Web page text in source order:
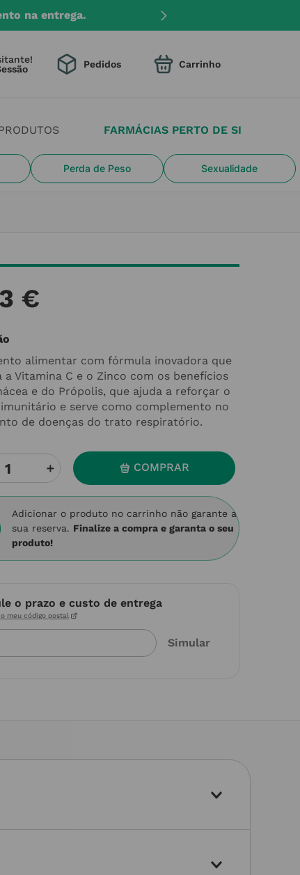
na entrega.
FARMÁCIAS PERTO DE SI
Perda de Peso Sexualidade
Pedidos
€
alimentar com fórmula inovadora que
a Vitamina C e o Zinco com os benefícios
e do Própolis, que ajuda a reforçar o
e serve como complemento no
de doenças do trato respiratório.
＋ COMPRAR
Adicionar o produto no carrinho não garante a
sua reserva. Finalize a compra e garanta o seu
produto!
o prazo e custo de entrega
o meu código postal